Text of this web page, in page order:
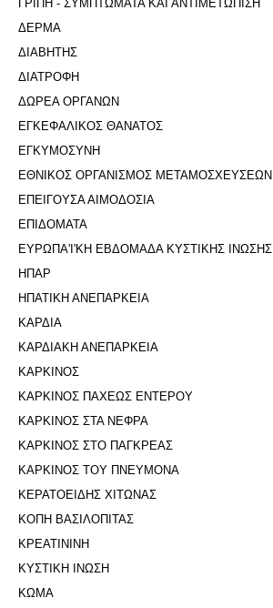
ΓΡΙΠΗ - ΣΥΜΠΤΩΜΑΤΑ ΚΑΙ ΑΝΤΙΜΕΤΩΠΙΣΗ
ΔΕΡΜΑ
ΔΙΑΒΗΤΗΣ
ΔΙΑΤΡΟΦΗ
ΔΩΡΕΑ ΟΡΓΑΝΩΝ
ΕΓΚΕΦΑΛΙΚΟΣ ΘΑΝΑΤΟΣ
ΕΓΚΥΜΟΣΥΝΗ
ΕΘΝΙΚΟΣ ΟΡΓΑΝΙΣΜΟΣ ΜΕΤΑΜΟΣΧΕΥΣΕΩΝ
ΕΠΕΙΓΟΥΣΑ ΑΙΜΟΔΟΣΙΑ
ΕΠΙΔΟΜΑΤΑ
ΕΥΡΩΠΑ'Ι'ΚΗ ΕΒΔΟΜΑΔΑ ΚΥΣΤΙΚΗΣ ΙΝΩΣΗΣ
ΗΠΑΡ
ΗΠΑΤΙΚΗ ΑΝΕΠΑΡΚΕΙΑ
ΚΑΡΔΙΑ
ΚΑΡΔΙΑΚΗ ΑΝΕΠΑΡΚΕΙΑ
ΚΑΡΚΙΝΟΣ
ΚΑΡΚΙΝΟΣ ΠΑΧΕΩΣ ΕΝΤΕΡΟΥ
ΚΑΡΚΙΝΟΣ ΣΤΑ ΝΕΦΡΑ
ΚΑΡΚΙΝΟΣ ΣΤΟ ΠΑΓΚΡΕΑΣ
ΚΑΡΚΙΝΟΣ ΤΟΥ ΠΝΕΥΜΟΝΑ
ΚΕΡΑΤΟΕΙΔΗΣ ΧΙΤΩΝΑΣ
ΚΟΠΗ ΒΑΣΙΛΟΠΙΤΑΣ
ΚΡΕΑΤΙΝΙΝΗ
ΚΥΣΤΙΚΗ ΙΝΩΣΗ
ΚΩΜΑ